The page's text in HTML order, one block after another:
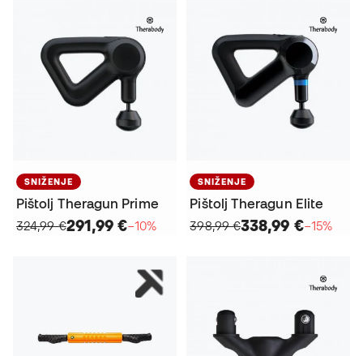
SNIŽENJE
Pištolj Theragun Prime
324,99 €291,99 €−10%
SNIŽENJE
Pištolj Theragun Elite
398,99 €338,99 €−15%